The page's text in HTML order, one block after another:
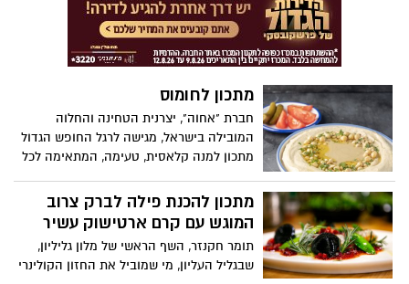
הביתה בבושת פנים, בשלמותו. לפעמים זה
לא בגלל הטעם, אלא בגלל ההגשה והגישה.
מתכון לחומוס
חברת "אחוה", יצרנית הטחינה והחלוה
המובילה בישראל, מגישה לרגל החופש הגדול
מתכון למנה קלאסית, טעימה, המתאימה לכל
גרגירי חומוס יבשים או מוכנים, בשילוב טחינה
מסורתית מעודנת, המוגשת עם גרגירי חומוס
מבושלים מעל, פטרוזיליה וצנוברים – כמו
במסעדות. מנה מנצחת, קלה להכנה
המתאימה כתוספת או כארוחה לכל
מתכון להכנת פילה לברק צרוב
המוגש עם קרם ארטישוק עשיר
תומר חקנזר, השף הראשי של מלון גליליון,
שבגליל העליון, מי שמוביל את החזון הקולינרי